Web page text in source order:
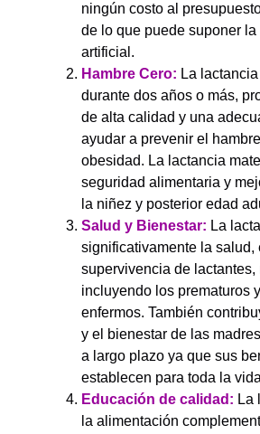
ningún costo al
de lo que puede suponer
artificial.
Hambre Cero: La
durante dos años o más,
de alta calidad y una
ayudar a prevenir el
obesidad. La lactancia
seguridad alimentaria y
la niñez y posterior edad
Salud y Bienestar: La
significativamente la salud,
supervivencia de lactantes,
incluyendo los prematuros
enfermos. También
y el bienestar de las
a largo plazo ya que sus
establecen para toda la
Educación de calidad: La
la alimentación